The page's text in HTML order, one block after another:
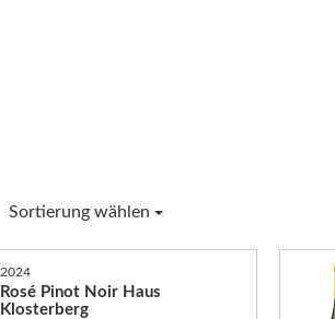
Sortierung wählen
2024
Rosé Pinot Noir Haus
Klosterberg